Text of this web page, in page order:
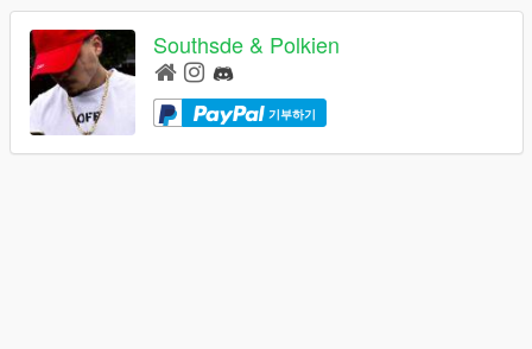
Southsde & Polkien
기부하기